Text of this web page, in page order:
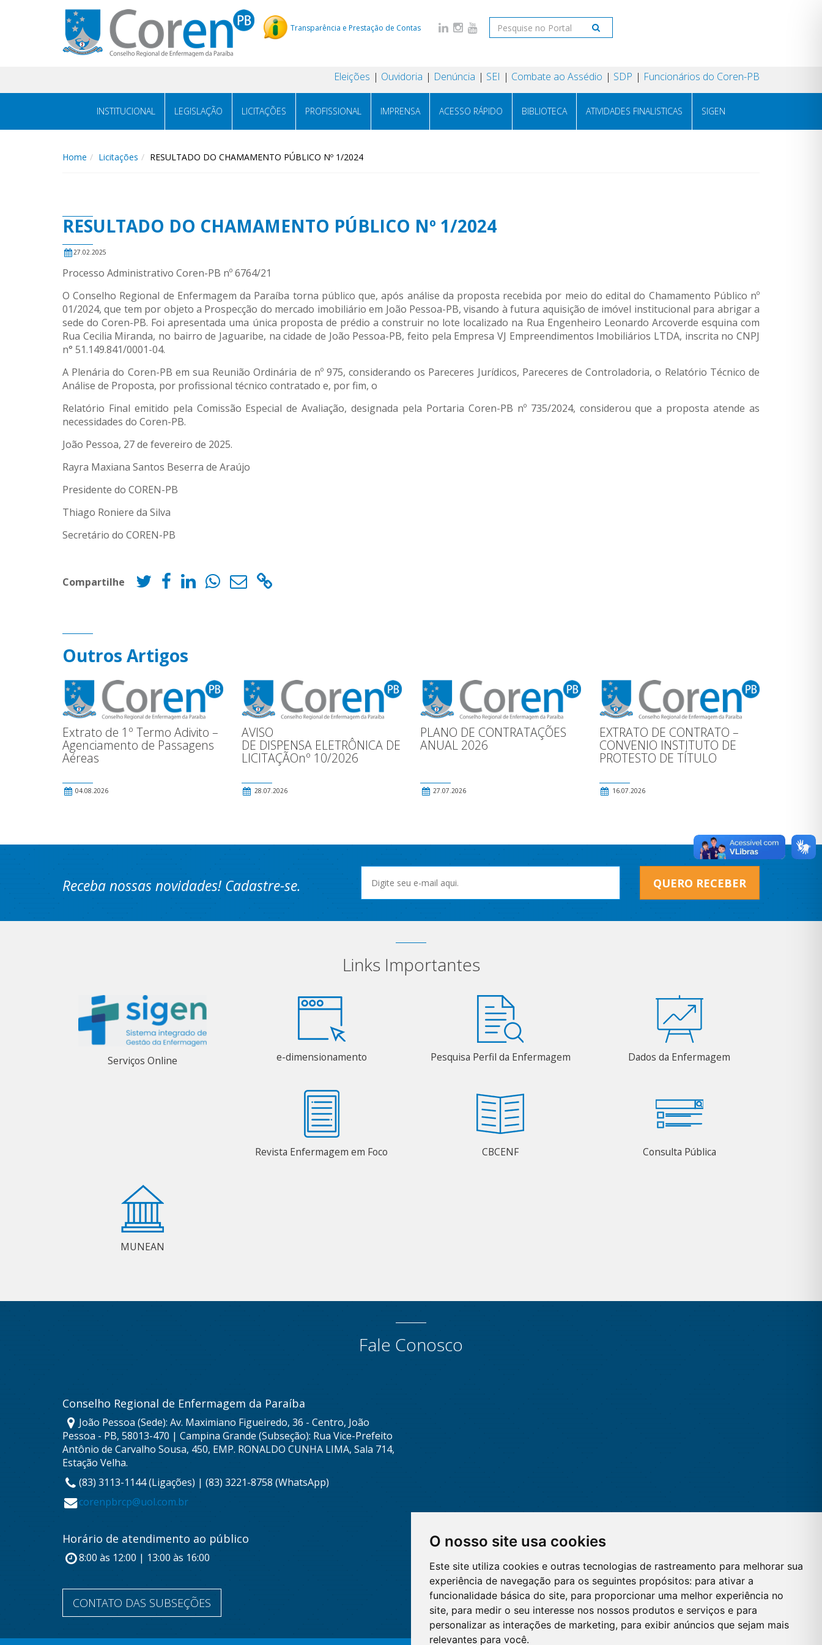
O nosso site usa cookies
Este site utiliza cookies e outras tecnologias de rastreamento para melhorar sua
experiência de navegação para os seguintes propósitos: para ativar a
funcionalidade básica do site, para proporcionar uma melhor experiência no
site, para medir o seu interesse nos nossos produtos e serviços e para
personalizar as interações de marketing, para exibir anúncios que sejam mais
relevantes para você.
Transparência e Prestação de Contas
Eleições Ouvidoria Denúncia SEI Combate ao Assédio SDP Funcionários do Coren-PB
INSTITUCIONAL LEGISLAÇÃO LICITAÇÕES PROFISSIONAL IMPRENSA ACESSO RÁPIDO BIBLIOTECA ATIVIDADES FINALISTICAS SIGEN
Home Licitações RESULTADO DO CHAMAMENTO PÚBLICO Nº 1/2024
RESULTADO DO CHAMAMENTO PÚBLICO Nº 1/2024
27.02.2025
Processo Administrativo Coren-PB nº 6764/21
O Conselho Regional de Enfermagem da Paraíba torna público que, após análise da proposta recebida por meio do edital do Chamamento Público nº
01/2024, que tem por objeto a Prospecção do mercado imobiliário em João Pessoa-PB, visando à futura aquisição de imóvel institucional para abrigar a
sede do Coren-PB. Foi apresentada uma única proposta de prédio a construir no lote localizado na Rua Engenheiro Leonardo Arcoverde esquina com
Rua Cecilia Miranda, no bairro de Jaguaribe, na cidade de João Pessoa-PB, feito pela Empresa VJ Empreendimentos Imobiliários LTDA, inscrita no CNPJ
n° 51.149.841/0001-04.
A Plenária do Coren-PB em sua Reunião Ordinária de nº 975, considerando os Pareceres Jurídicos, Pareceres de Controladoria, o Relatório Técnico de
Análise de Proposta, por profissional técnico contratado e, por fim, o
Relatório Final emitido pela Comissão Especial de Avaliação, designada pela Portaria Coren-PB nº 735/2024, considerou que a proposta atende as
necessidades do Coren-PB.
João Pessoa, 27 de fevereiro de 2025.
Rayra Maxiana Santos Beserra de Araújo
Presidente do COREN-PB
Thiago Roniere da Silva
Secretário do COREN-PB
Compartilhe
Outros Artigos
Extrato de 1º Termo Adivito –
Agenciamento de Passagens
Aéreas
04.08.2026
AVISO
DE DISPENSA ELETRÔNICA DE
LICITAÇÃOnº 10/2026
28.07.2026
PLANO DE CONTRATAÇÕES
ANUAL 2026
27.07.2026
EXTRATO DE CONTRATO –
CONVENIO INSTITUTO DE
PROTESTO DE TÍTULO
16.07.2026
Receba nossas novidades! Cadastre-se. QUERO RECEBER
Links Importantes
Serviços Online e-dimensionamento Pesquisa Perfil da Enfermagem Dados da Enfermagem
Revista Enfermagem em Foco CBCENF Consulta Pública
MUNEAN
Fale Conosco
Conselho Regional de Enfermagem da Paraíba
João Pessoa (Sede): Av. Maximiano Figueiredo, 36 - Centro, João
Pessoa - PB, 58013-470 | Campina Grande (Subseção): Rua Vice-Prefeito
Antônio de Carvalho Sousa, 450, EMP. RONALDO CUNHA LIMA, Sala 714,
Estação Velha.
(83) 3113-1144 (Ligações) | (83) 3221-8758 (WhatsApp)
corenpbrcp@uol.com.br
Horário de atendimento ao público
8:00 às 12:00 | 13:00 às 16:00
CONTATO DAS SUBSEÇÕES